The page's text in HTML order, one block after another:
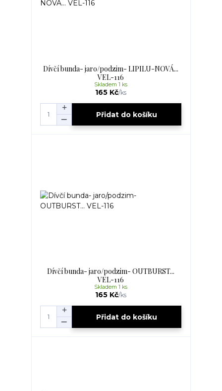
Dívčí bunda- jaro/podzim- LIPILU-NOVÁ...
VEL-116
165 Kč/ks
Skladem 1 ks
Přidat do košíku
Dívčí bunda- jaro/podzim- OUTBURST...
VEL-116
165 Kč/ks
Skladem 1 ks
Přidat do košíku